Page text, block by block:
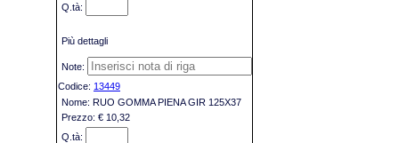
Più dettagli
13449
RUO GOMMA PIENA GIR 125X37
€ 10,32